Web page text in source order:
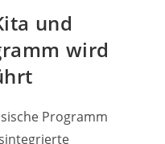
und
wird
Programm